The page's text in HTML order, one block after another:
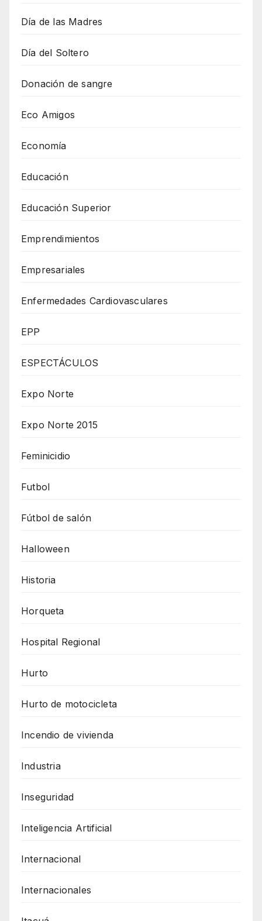
Día de las Madres
Día del Soltero
Donación de sangre
Eco Amigos
Economía
Educación
Educación Superior
Emprendimientos
Empresariales
Enfermedades Cardiovasculares
EPP
ESPECTÁCULOS
Expo Norte
Expo Norte 2015
Feminicidio
Futbol
Fútbol de salón
Halloween
Historia
Horqueta
Hospital Regional
Hurto
Hurto de motocicleta
Incendio de vivienda
Industria
Inseguridad
Inteligencia Artificial
Internacional
Internacionales